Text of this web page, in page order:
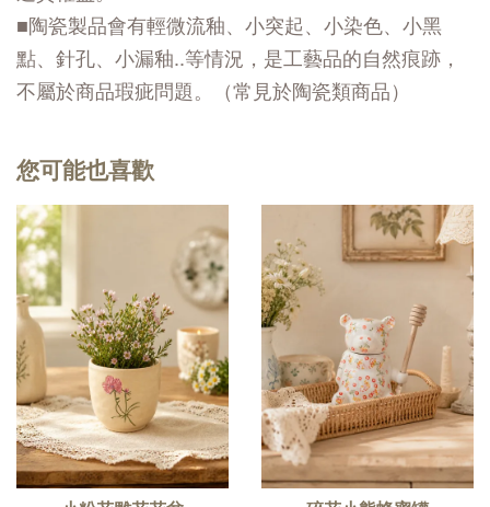
■陶瓷製品會有輕微流釉、小突起、小染色、小黑
點、針孔、小漏釉..等情況，是工藝品的自然痕跡，
不屬於商品瑕疵問題。（常見於陶瓷類商品）
您可能也喜歡